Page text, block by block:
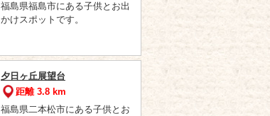
福島県福島市にある子供とお出
かけスポットです。
夕日ヶ丘展望台
距離 3.8 km
福島県二本松市にある子供とお